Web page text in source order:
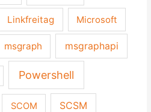
Linkfreitag Microsoft
msgraph msgraphapi
Powershell
SCOM SCSM